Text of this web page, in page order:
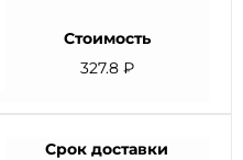
Стоимость
327.8 ₽
Срок доставки